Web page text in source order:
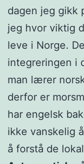
dagen jeg gikk
jeg hvor viktig
leve i Norge.
integreringen i
man lærer
derfor er
har engelsk
ikke vanskelig
å forstå de